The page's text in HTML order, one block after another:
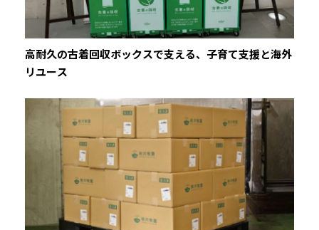
高耐久の古着回収ボックスで支える、子育て支援と海外
リユース